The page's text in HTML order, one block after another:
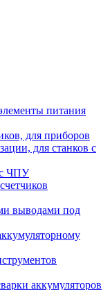
питания
для приборов
для станков с
с ЧПУ
выводами под
аккумуляторов